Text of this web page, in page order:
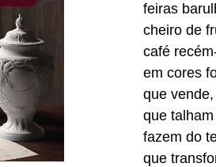
feiras
cheiro de
café
em cores
que
que
fazem do
que